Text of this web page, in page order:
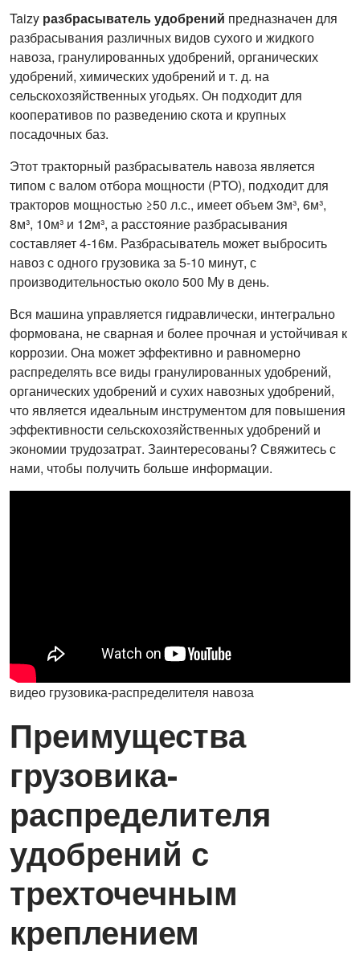
навоз
органические удобрения,
химические удобрения и т.д.
Taizy разбрасыватель удобрений предназначен для
разбрасывания различных видов сухого и жидкого
навоза, гранулированных удобрений, органических
удобрений, химических удобрений и т. д. на
сельскохозяйственных угодьях. Он подходит для
кооперативов по разведению скота и крупных
посадочных баз.
Этот тракторный разбрасыватель навоза является
типом с валом отбора мощности (PTO), подходит для
тракторов мощностью ≥50 л.с., имеет объем 3м³, 6м³,
8м³, 10м³ и 12м³, а расстояние разбрасывания
составляет 4-16м. Разбрасыватель может выбросить
навоз с одного грузовика за 5-10 минут, с
производительностью около 500 Му в день.
Вся машина управляется гидравлически, интегрально
формована, не сварная и более прочная и устойчивая к
коррозии. Она может эффективно и равномерно
распределять все виды гранулированных удобрений,
органических удобрений и сухих навозных удобрений,
что является идеальным инструментом для повышения
эффективности сельскохозяйственных удобрений и
экономии трудозатрат. Заинтересованы? Свяжитесь с
нами, чтобы получить больше информации.
видео грузовика-распределителя навоза
Преимущества
грузовика-
распределителя
удобрений с
трехточечным
креплением